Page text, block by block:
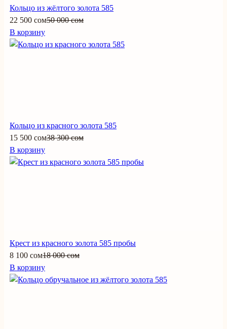
Кольцо из жёлтого золота 585
22 500 сом50 000 сом
В корзину
Кольцо из красного золота 585
15 500 сом38 300 сом
В корзину
Крест из красного золота 585 пробы
8 100 сом18 000 сом
В корзину